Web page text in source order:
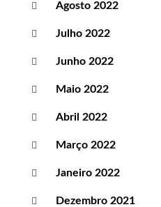
Agosto 2022
Julho 2022
Junho 2022
Maio 2022
Abril 2022
Março 2022
Janeiro 2022
Dezembro 2021